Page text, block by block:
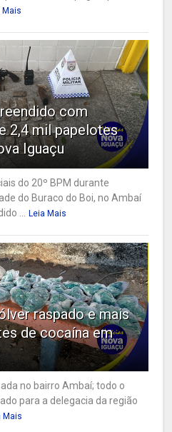
Mais
com
2,4 mil papelotes
Iguaçu
do 20º BPM durante
do Buraco do Boi, no Ambaí
... Leia Mais
raspado e mais
de cocaína em
no bairro Ambaí; todo o
para a delegacia da região
Mais